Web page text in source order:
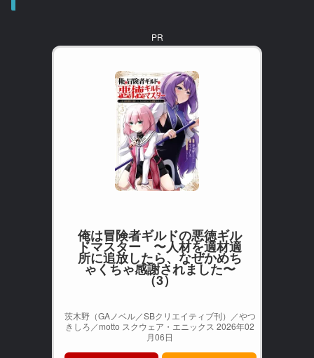
PR
俺は冒険者ギルドの悪徳ギル
ドマスター 〜人材を適材適
所に追放したら、なぜかめち
ゃくちゃ感謝されました〜
（3）
茨木野（GAノベル／SBクリエイティブ刊）／やつ
きしろ／motto スクウェア・エニックス 2026年02
月06日